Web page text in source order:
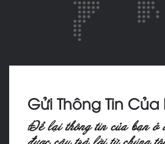
Gửi Thông Tin Của
Ñeå laïi thoâng tin cuûa baïn ôû